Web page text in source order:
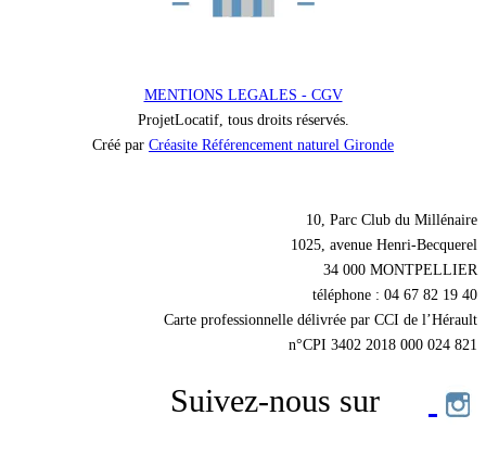
MENTIONS LEGALES - CGV
ProjetLocatif, tous droits réservés.
Créé par Créasite Référencement naturel Gironde
10, Parc Club du Millénaire
1025, avenue Henri-Becquerel
34 000 MONTPELLIER
téléphone : 04 67 82 19 40
Carte professionnelle délivrée par CCI de l’Hérault
n°CPI 3402 2018 000 024 821
Suivez-nous sur